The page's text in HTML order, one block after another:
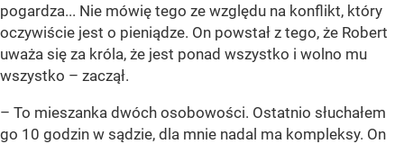
pogardza... Nie mówię tego ze względu na konflikt, który
oczywiście jest o pieniądze. On powstał z tego, że Robert
uważa się za króla, że jest ponad wszystko i wolno mu
wszystko – zaczął.
– To mieszanka dwóch osobowości. Ostatnio słuchałem
go 10 godzin w sądzie, dla mnie nadal ma kompleksy. On